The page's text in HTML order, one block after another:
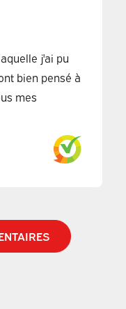
j'ai pu
bien pensé à
mes